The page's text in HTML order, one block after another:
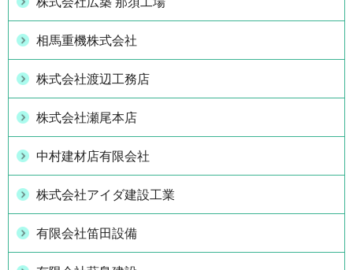
相馬重機株式会社
株式会社渡辺工務店
株式会社瀬尾本店
中村建材店有限会社
株式会社アイダ建設工業
有限会社笛田設備